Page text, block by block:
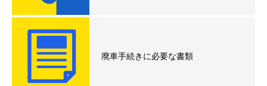
廃車手続きに必要な書類